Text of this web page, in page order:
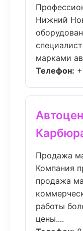
Нижний
марками
Телефон:
Продажа
Компания
продажа
работы
цены....